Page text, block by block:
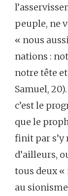
peuple, ne
« nous
nations :
notre tête
Samuel,
c’est le
que le
finit par s’y
d’ailleurs,
tous deux
au